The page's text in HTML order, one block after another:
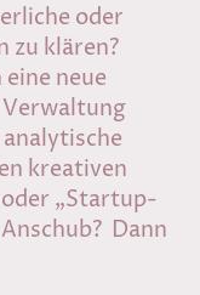
oder
zu klären?
neue
Verwaltung
kreativen
oder „Startup-
Dann